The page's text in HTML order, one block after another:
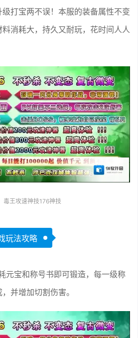
打宝两不误！本服的装备属性不变
消耗大，持久又耐玩，花时间人人
毒王攻速神技176神技
玩法攻略
元宝和称号书即可锻造，每一级称
并增加切割伤害。